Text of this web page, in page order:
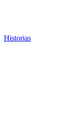
Historias